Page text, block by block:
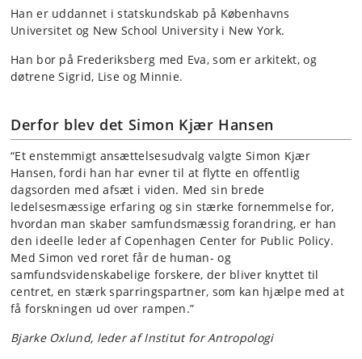
Han er uddannet i statskundskab på Københavns
Universitet og New School University i New York.
Han bor på Frederiksberg med Eva, som er arkitekt, og
døtrene Sigrid, Lise og Minnie.
Derfor blev det Simon Kjær Hansen
“Et enstemmigt ansættelsesudvalg valgte Simon Kjær
Hansen, fordi han har evner til at flytte en offentlig
dagsorden med afsæt i viden. Med sin brede
ledelsesmæssige erfaring og sin stærke fornemmelse for,
hvordan man skaber samfundsmæssig forandring, er han
den ideelle leder af Copenhagen Center for Public Policy.
Med Simon ved roret får de human- og
samfundsvidenskabelige forskere, der bliver knyttet til
centret, en stærk sparringspartner, som kan hjælpe med at
få forskningen ud over rampen.”
Bjarke Oxlund, leder af Institut for Antropologi